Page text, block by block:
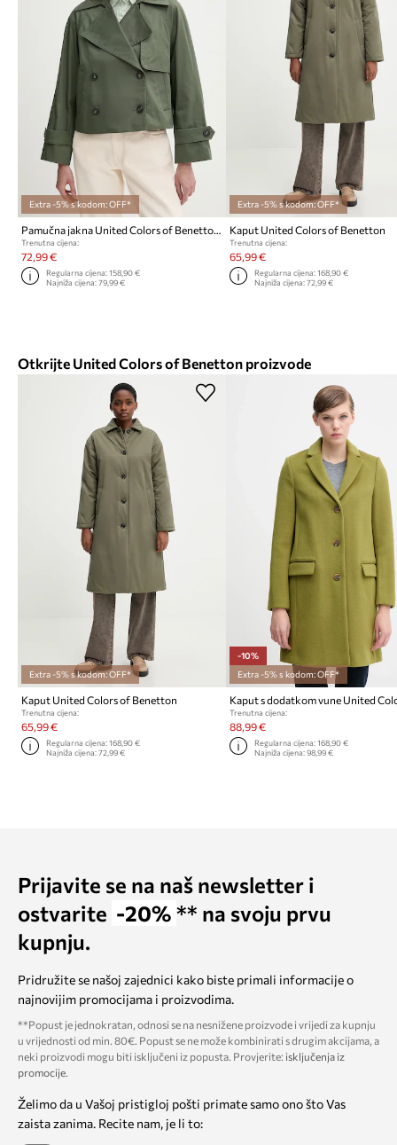
Extra -5% s kodom: OFF*
Pamučna jakna United Colors of Benetton
Trenutna cijena:
72,99 €
Regularna cijena:158,90 €
Najniža cijena:79,99 €
Extra -5% s kodom: OFF*
Kaput United Colors of Benetton
Trenutna cijena:
65,99 €
Regularna cijena: 168,90 €
Najniža cijena: 72,99 €
Otkrijte United Colors of Benetton proizvode
Extra -5% s kodom: OFF*
Kaput United Colors of Benetton
Trenutna cijena:
65,99 €
Regularna cijena:168,90 €
Najniža cijena:72,99 €
-10%
Extra -5% s kodom: OFF*
Trenutna cijena:
88,99 €
Regularna cijena: 168,90 €
Najniža cijena: 98,99 €
Prijavite se na naš newsletter i
ostvarite -20% ** na svoju prvu
kupnju.
Pridružite se našoj zajednici kako biste primali informacije o
najnovijim promocijama i proizvodima.
**Popust je jednokratan, odnosi se na nesnižene proizvode i vrijedi za kupnju
u vrijednosti od min. 80€. Popust se ne može kombinirati s drugim akcijama, a
neki proizvodi mogu biti isključeni iz popusta. Provjerite: isključenja iz
promocije.
Želimo da u Vašoj pristigloj pošti primate samo ono što Vas
zaista zanima. Recite nam, je li to: